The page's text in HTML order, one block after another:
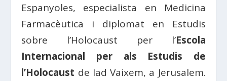
Espanyoles, especialista en Medicina
Farmacèutica i diplomat en Estudis
sobre l’Holocaust per l’Escola
Internacional per als Estudis de
l’Holocaust de Iad Vaixem, a Jerusalem.